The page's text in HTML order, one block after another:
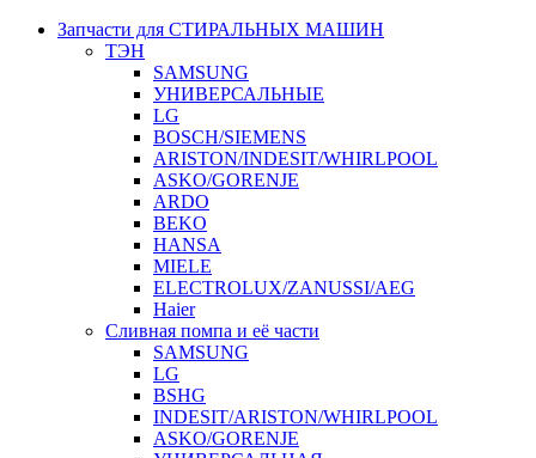
Запчасти для СТИРАЛЬНЫХ МАШИН
ТЭН
SAMSUNG
УНИВЕРСАЛЬНЫЕ
LG
BOSCH/SIEMENS
ARISTON/INDESIT/WHIRLPOOL
ASKO/GORENJE
ARDO
BEKO
HANSA
MIELE
ELECTROLUX/ZANUSSI/AEG
Haier
Сливная помпа и её части
SAMSUNG
LG
BSHG
INDESIT/ARISTON/WHIRLPOOL
ASKO/GORENJE